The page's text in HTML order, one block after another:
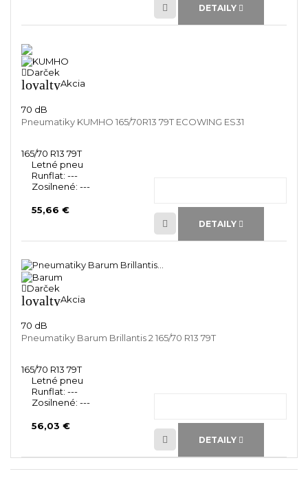
DETAILY
Darček
loyaltyAkcia
70 dB
Pneumatiky KUMHO 165/70R13 79T ECOWING ES31
165/70 R13 79T
Letné pneu
Runflat: ---
Zosilnené: ---
55,66 €
DETAILY
Darček
loyaltyAkcia
70 dB
Pneumatiky Barum Brillantis 2 165/70 R13 79T
165/70 R13 79T
Letné pneu
Runflat: ---
Zosilnené: ---
56,03 €
DETAILY